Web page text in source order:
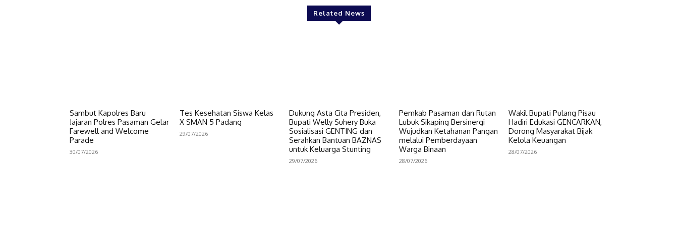
Related News
Sambut Kapolres Baru
Jajaran Polres Pasaman Gelar
Farewell and Welcome
Parade
30/07/2026
Tes Kesehatan Siswa Kelas
X SMAN 5 Padang
29/07/2026
Dukung Asta Cita Presiden,
Bupati Welly Suhery Buka
Sosialisasi GENTING dan
Serahkan Bantuan BAZNAS
untuk Keluarga Stunting
29/07/2026
Pemkab Pasaman dan Rutan
Lubuk Sikaping Bersinergi
Wujudkan Ketahanan Pangan
melalui Pemberdayaan
Warga Binaan
28/07/2026
Wakil Bupati Pulang Pisau
Hadiri Edukasi GENCARKAN,
Dorong Masyarakat Bijak
Kelola Keuangan
28/07/2026